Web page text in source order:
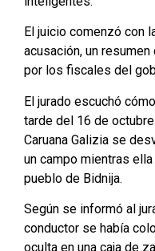
El juicio comenzó con
acusación, un
por los fiscales del
El jurado escuchó
tarde del 16 de
Caruana Galizia se
un campo mientras
pueblo de Bidnija.
Según se informó al
conductor se había
oculta en una caja de